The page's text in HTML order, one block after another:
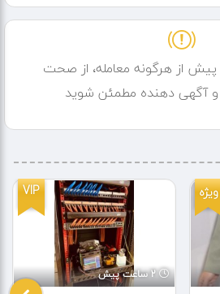
های زیر تماس بگیرید :
پیش از هرگونه معامله، از صحت
و آگهی دهنده مطمئن شوید
VIP
2 ساعت پیش
ویژه